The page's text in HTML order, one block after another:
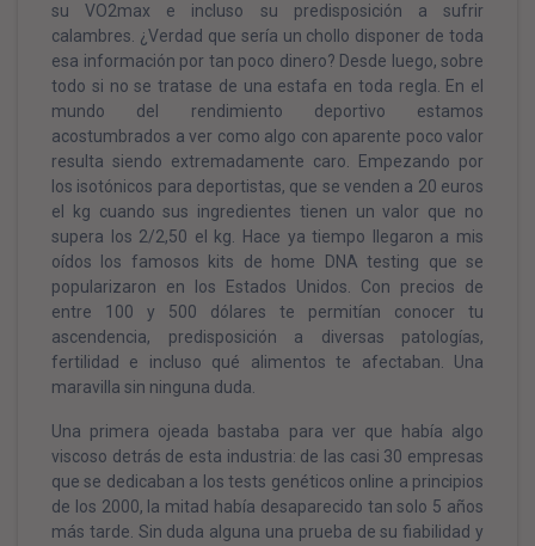
su VO2max e incluso su predisposición a sufrir
calambres. ¿Verdad que sería un chollo disponer de toda
esa información por tan poco dinero? Desde luego, sobre
todo si no se tratase de una estafa en toda regla. En el
mundo del rendimiento deportivo estamos
acostumbrados a ver como algo con aparente poco valor
resulta siendo extremadamente caro. Empezando por
los isotónicos para deportistas, que se venden a 20 euros
el kg cuando sus ingredientes tienen un valor que no
supera los 2/2,50 el kg. Hace ya tiempo llegaron a mis
oídos los famosos kits de home DNA testing que se
popularizaron en los Estados Unidos. Con precios de
entre 100 y 500 dólares te permitían conocer tu
ascendencia, predisposición a diversas patologías,
fertilidad e incluso qué alimentos te afectaban. Una
maravilla sin ninguna duda.
Una primera ojeada bastaba para ver que había algo
viscoso detrás de esta industria: de las casi 30 empresas
que se dedicaban a los tests genéticos online a principios
de los 2000, la mitad había desaparecido tan solo 5 años
más tarde. Sin duda alguna una prueba de su fiabilidad y